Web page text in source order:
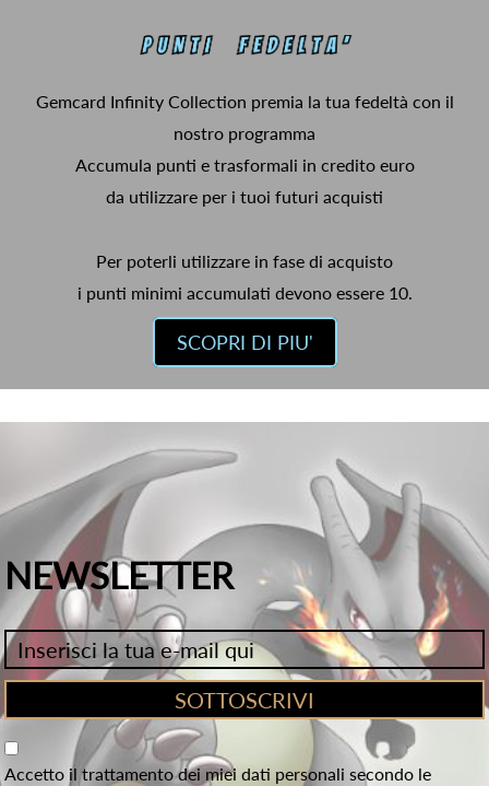
Gemcard Infinity Collection premia la tua fedeltà con il
nostro programma
Accumula punti e trasformali in credito euro
da utilizzare per i tuoi futuri acquisti
Per poterli utilizzare in fase di acquisto
i punti minimi accumulati devono essere 10.
SCOPRI DI PIU'
NEWSLETTER
Accetto il trattamento dei miei dati personali secondo le